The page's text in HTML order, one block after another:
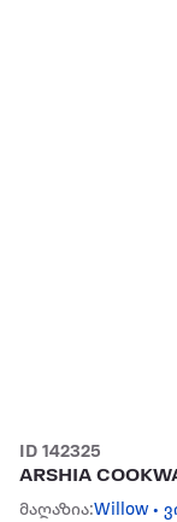
ID 142325
ARSHIA
მაღაზია:Willow •